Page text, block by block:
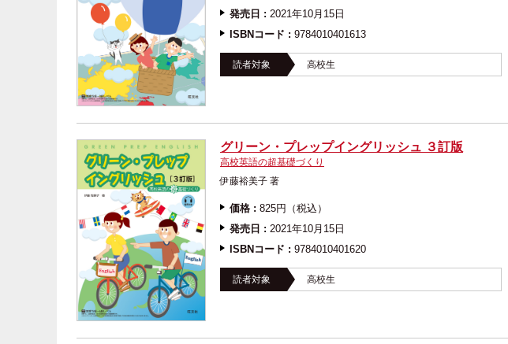
発売日 : 2021年10月15日
ISBNコード : 9784010401613
読者対象 高校生
グリーン・プレップイングリッシュ ３訂版
高校英語の超基礎づくり
伊藤裕美子 著
価格 : 825円（税込）
発売日 : 2021年10月15日
ISBNコード : 9784010401620
読者対象 高校生